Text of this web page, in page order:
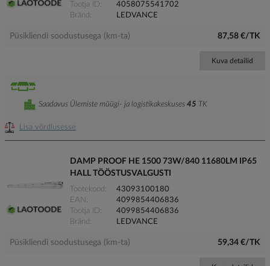
Tootja ID
4058075541702
Bränd
LEDVANCE
Püsikliendi soodustusega (km-ta) 87,58 €/TK
Kuva detailid
Lisa võrdlusesse
Saadavus Ülemiste müügi- ja logistikakeskuses 45 TK
DAMP PROOF HE 1500 73W/840 11680LM IP65
HALL TÖÖSTUSVALGUSTI
Tootekood
43093100180
EAN
4099854406836
Tootja ID
4099854406836
Bränd
LEDVANCE
Püsikliendi soodustusega (km-ta) 59,34 €/TK